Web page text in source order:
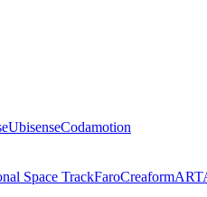
UbisenseCodamotion
Space TrackFaroCreaformART